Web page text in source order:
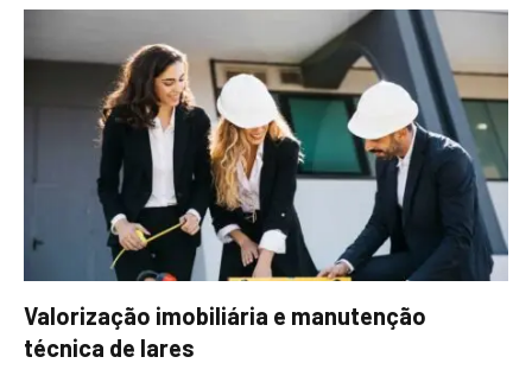
Valorização imobiliária e manutenção
técnica de lares